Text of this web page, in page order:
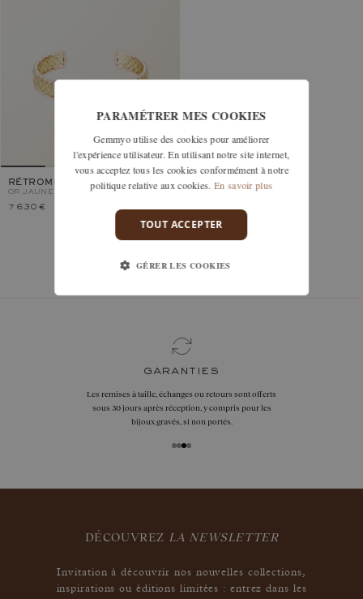
RÉTROMILANO
OR JAUNE ET ROSE, DIAMANT
7 630 €
Vous avez vu 1 modèles sur 1
garanties
Les remises à taille, échanges ou retours sont offerts
sous 30 jours après réception, y compris pour les
bijoux gravés, si non portés.
DÉCOUVREZ LA NEWSLETTER
Invitation à découvrir nos nouvelles collections,
inspirations ou éditions limitées : entrez dans les
PARAMÉTRER MES COOKIES
Gemmyo utilise des cookies pour améliorer
l'expérience utilisateur. En utilisant notre site internet,
vous acceptez tous les cookies conformément à notre
politique relative aux cookies. En savoir plus
TOUT ACCEPTER
GÉRER LES COOKIES